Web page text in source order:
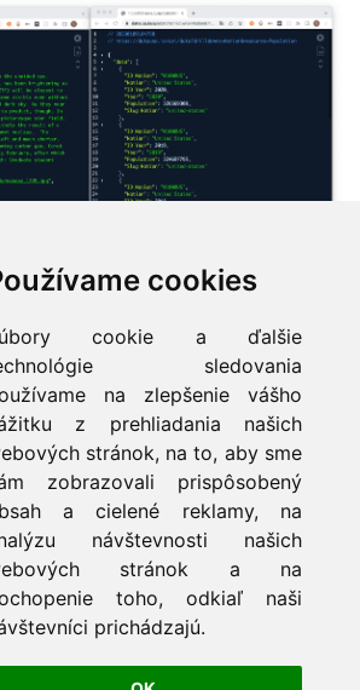
cookies
cookie a ďalšie
sledovania
na zlepšenie vášho
z prehliadania našich
stránok, na to, aby sme
zobrazovali prispôsobený
a cielené reklamy, na
návštevnosti našich
stránok a na
toho, odkiaľ naši
prichádzajú.
case diagramov v nástroji
krok za krokom v
diagramy: Efektívne plánovanie pre
Development: Využite MDA v praxi
Ako zjednodušiť business